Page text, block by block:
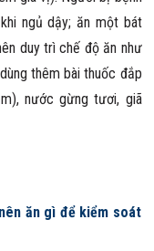
ngủ dậy; ăn một bát
duy trì chế độ ăn như
thêm bài thuốc đắp
nước gừng tươi, giã
ăn gì để kiểm soát